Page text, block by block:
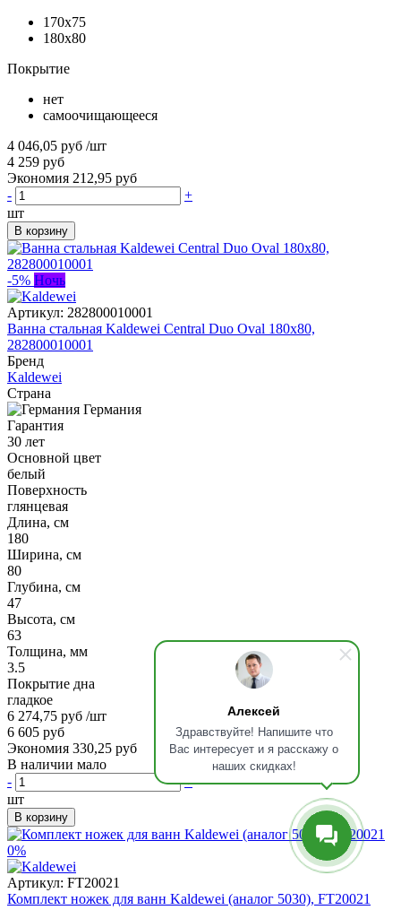
Алексей
Здравствуйте! Напишите что
Вас интересует и я расскажу о
наших скидках!
170x75
180x80
Покрытие
нет
самоочищающееся
4 046,05 руб /шт
4 259 руб
Экономия 212,95 руб
-
+
шт
В корзину
-5% Ночь
Артикул: 282800010001
Ванна стальная Kaldewei Central Duo Oval 180x80,
282800010001
Бренд
Kaldewei
Страна
Германия
Гарантия
30 лет
Основной цвет
белый
Поверхность
глянцевая
Длина, см
180
Ширина, см
80
Глубина, см
47
Высота, см
63
Толщина, мм
3.5
Покрытие дна
гладкое
6 274,75 руб /шт
6 605 руб
Экономия 330,25 руб
В наличии мало
-
+
шт
В корзину
0%
Артикул: FT20021
Комплект ножек для ванн Kaldewei (аналог 5030), FT20021